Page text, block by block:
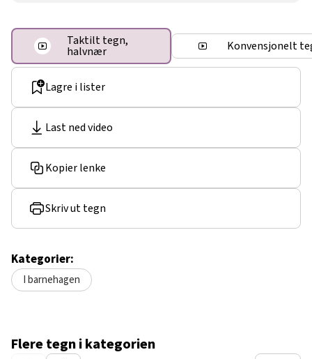
Lagre i lister
Last ned video
Kopier lenke
Skriv ut tegn
Kategorier:
I barnehagen
Taktilt tegn,
halvnær Konvensjonelt
Flere tegn i kategorien